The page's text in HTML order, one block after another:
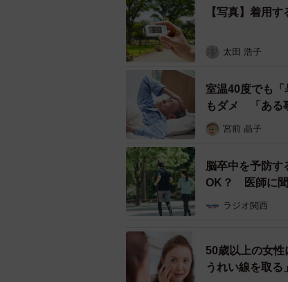
【写真】着用
太田 浩子
室温40度でも
もダメ 「ある
宮前 晶子
脳卒中を予防
OK？ 医師に聞
ラジオ関西
50歳以上の女
うれい線を取る」